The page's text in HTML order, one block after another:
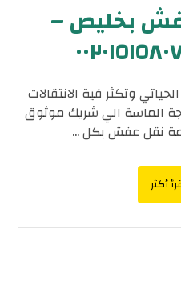
بخليص –
وتكثر فية الانتقالات
الماسة الي شريك موثوق
نقل عفش بكل ...
أكثر